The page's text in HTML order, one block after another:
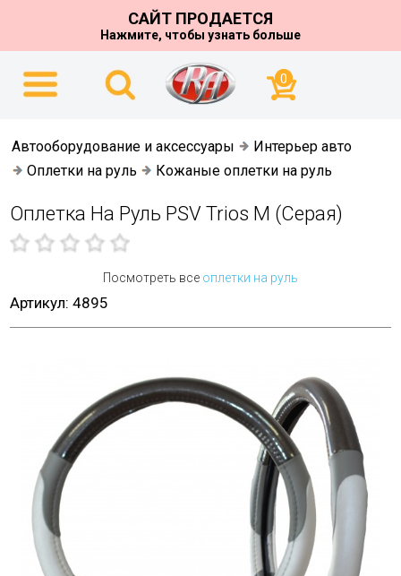
САЙТ ПРОДАЕТСЯ
Нажмите, чтобы узнать больше
0
Автооборудование и аксессуары
Интерьер авто
Оплетки на руль
Кожаные оплетки на руль
Оплетка На Руль PSV Trios M (серая)
Посмотреть все оплетки на руль
Артикул: 4895